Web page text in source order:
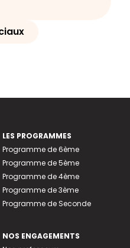
LES PROGRAMMES
Programme de 6ème
Programme de 5ème
Programme de 4ème
Programme de 3ème
Programme de Seconde
NOS ENGAGEMENTS